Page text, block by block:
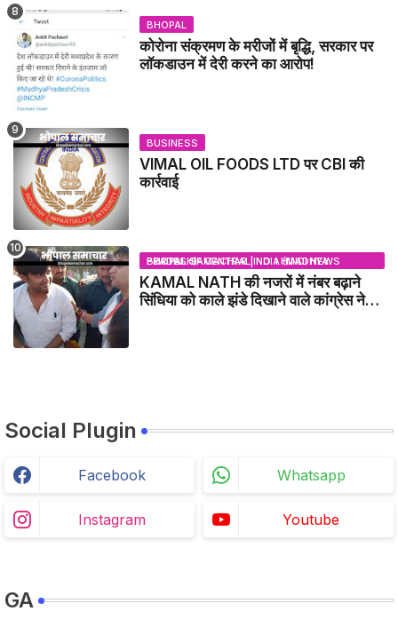
BHOPAL
कोरोना संक्रमण के मरीजों में बृद्धि, सरकार पर
लॉकडाउन में देरी करने का आरोप!
BUSINESS
VIMAL OIL FOODS LTD पर CBI की
कार्रवाई
BHOPAL SAMACHAR | NO 1 HINDI NEWS PORTAL OF CENTRAL INDIA (MADHYA PRADESH)
KAMAL NATH की नजरों में नंबर बढ़ाने
सिंधिया को काले झंडे दिखाने वाले कांग्रेस नेता
Social Plugin
Facebook Whatsapp
Instagram Youtube
GA